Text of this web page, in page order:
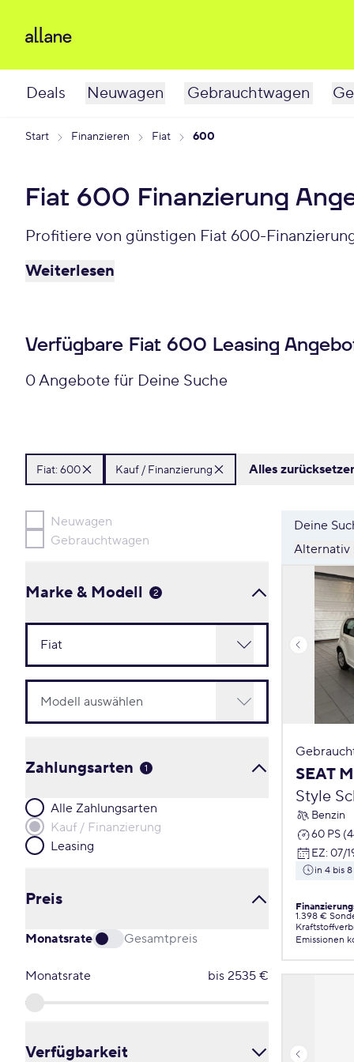
Deals Neuwagen Gebrauchtwagen
Start Finanzieren Fiat 600
Fiat 600 Finanzierung
Profitiere von günstigen Fiat 600-
Weiterlesen
Verfügbare Fiat 600 Leasing
0 Angebote für Deine Suche
Fiat: 600 Kauf / Finanzierung Alles
Neuwagen
Gebrauchtwagen
Marke & Modell 2
Zahlungsarten 1
Alle Zahlungsarten
Kauf / Finanzierung
Leasing
Preis
Monatsrate Gesamtpreis
Monatsrate bis 2535 €
Verfügbarkeit
Deine
Alternativ
SEAT
Style
Benzin
60 PS
EZ: 07/
in 4 bis
1.398 €
Emissionen